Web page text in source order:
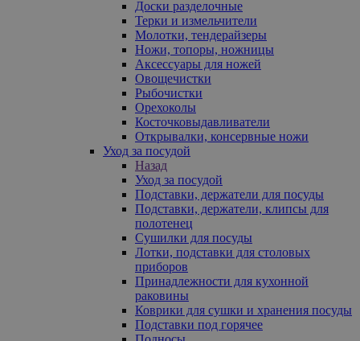
Доски разделочные
Терки и измельчители
Молотки, тендерайзеры
Ножи, топоры, ножницы
Аксессуары для ножей
Овощечистки
Рыбочистки
Орехоколы
Косточковыдавливатели
Открывалки, консервные ножи
Уход за посудой
Назад
Уход за посудой
Подставки, держатели для посуды
Подставки, держатели, клипсы для
полотенец
Сушилки для посуды
Лотки, подставки для столовых
приборов
Принадлежности для кухонной
раковины
Коврики для сушки и хранения посуды
Подставки под горячее